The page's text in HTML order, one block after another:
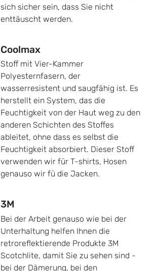
sich sicher sein, dass Sie nicht
enttäuscht werden.
Coolmax
Stoff mit Vier-Kammer
Polyesternfasern, der
wasserresistent und saugfähig ist. Es
herstellt ein System, das die
Feuchtigkeit von der Haut weg zu den
anderen Schichten des Stoffes
ableitet, ohne dass es selbst die
Feuchtigkeit absorbiert. Dieser Stoff
verwenden wir für T-shirts, Hosen
genauso wir fü die Jacken.
3M
Bei der Arbeit genauso wie bei der
Unterhaltung helfen Ihnen die
retroreflektierende Produkte 3M
Scotchlite, damit Sie zu sehen sind -
bei der Dämerung, bei den